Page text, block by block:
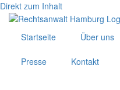
Direkt zum Inhalt
Startseite Über uns
Presse Kontakt